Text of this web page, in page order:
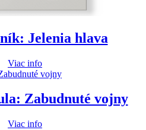
Jelenia hlava
Viac info
Zabudnuté vojny
Viac info